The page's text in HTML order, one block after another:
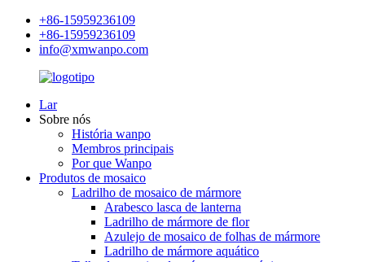
+86-15959236109
+86-15959236109
info@xmwanpo.com
Lar
Sobre nós
História wanpo
Membros principais
Por que Wanpo
Produtos de mosaico
Ladrilho de mosaico de mármore
Arabesco lasca de lanterna
Ladrilho de mármore de flor
Azulejo de mosaico de folhas de mármore
Ladrilho de mármore aquático